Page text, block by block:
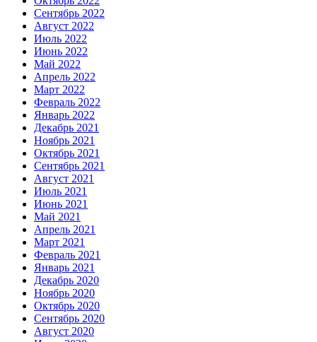
Сентябрь 2022
Август 2022
Июль 2022
Июнь 2022
Май 2022
Апрель 2022
Март 2022
Февраль 2022
Январь 2022
Декабрь 2021
Ноябрь 2021
Октябрь 2021
Сентябрь 2021
Август 2021
Июль 2021
Июнь 2021
Май 2021
Апрель 2021
Март 2021
Февраль 2021
Январь 2021
Декабрь 2020
Ноябрь 2020
Октябрь 2020
Сентябрь 2020
Август 2020